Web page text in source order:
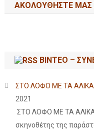
ΑΚΟΛΟΥΘΉΣΤΕ ΜΑΣ
ΒΙΝΤΕΟ –
ΣΤΟ ΛΟΦΟ ΜΕ ΤΑ
2021
ΣΤΟ ΛΟΦΟ ΜΕ ΤΑ
σκηνοθέτης της